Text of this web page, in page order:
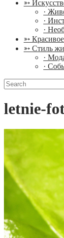
➳
·
·
·
➳
➳ Стиль
·
·
Search
for:
letnie-